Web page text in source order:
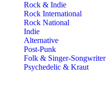
Rock & Indie
Rock International
Rock National
Indie
Alternative
Post-Punk
Folk & Singer-Songwriter
Psychedelic & Kraut